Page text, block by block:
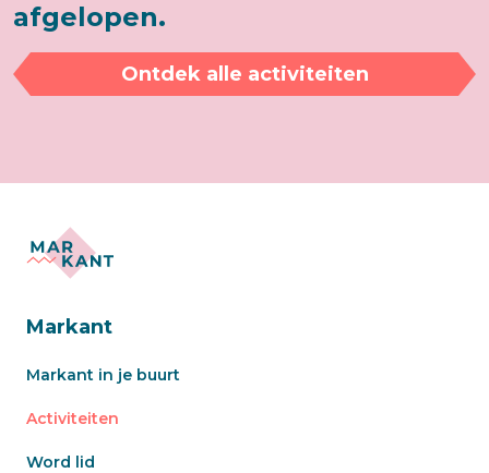
afgelopen.
Ontdek alle activiteiten
Markant
Markant in je buurt
Activiteiten
Word lid